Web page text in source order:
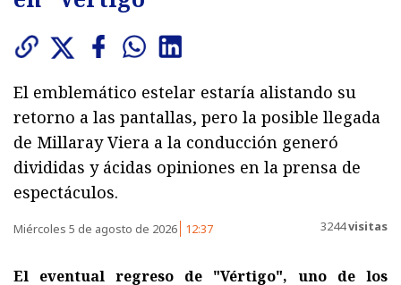
El emblemático estelar estaría alistando su
retorno a las pantallas, pero la posible llegada
de Millaray Viera a la conducción generó
divididas y ácidas opiniones en la prensa de
espectáculos.
Miércoles 5 de agosto de 2026 12:37 3244visitas
El eventual regreso de "Vértigo", uno de los